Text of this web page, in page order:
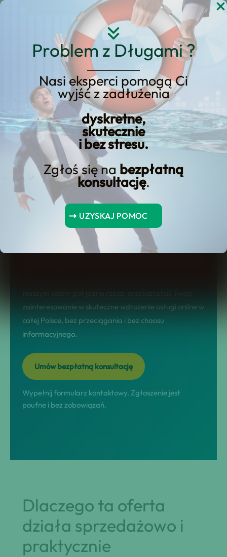
Problem z Długami ?
Nasi eksperci pomogą Ci
wyjść z zadłużenia
dyskretne,
skutecznie
i bez stresu.
Zgłoś się na bezpłatną
konsultację.
UZYSKAJ POMOC
Przejdź
KREDYT123.PL – OFERTA SPRZEDAŻOWA
upadłość konsumencka
a samochód
Szukasz rozwiązania typu upadłość
konsumencka a samochód? Ta
podstrona została przebudowana jako
landing sprzedażowy: jasno pokazuje
korzyści, etapy współpracy, FAQ i
zainteresowanie w skuteczne wdrożenie usługi online w
całej Polsce, bez przeciągania i bez chaosu
informacyjnego.
Umów bezpłatną konsultację
Wypełnij formularz kontaktowy. Zgłoszenie jest
poufne i bez zobowiązań.
Dlaczego ta oferta
działa sprzedażowo i
praktycznie